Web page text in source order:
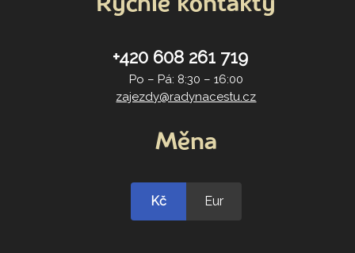
Rychlé kontakty
+420 608 261 719
Po – Pá: 8:30 – 16:00
zajezdy@radynacestu.cz
Měna
Kč Eur